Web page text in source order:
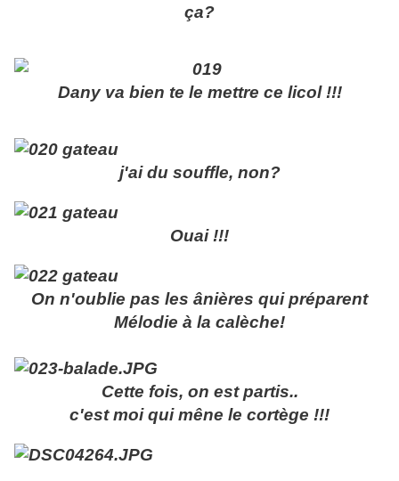
ça?
Dany va bien te le mettre ce licol !!!
j'ai du souffle, non?
Ouai !!!
On n'oublie pas les ânières qui préparent
Mélodie à la calèche!
Cette fois, on est partis..
c'est moi qui mêne le cortège !!!